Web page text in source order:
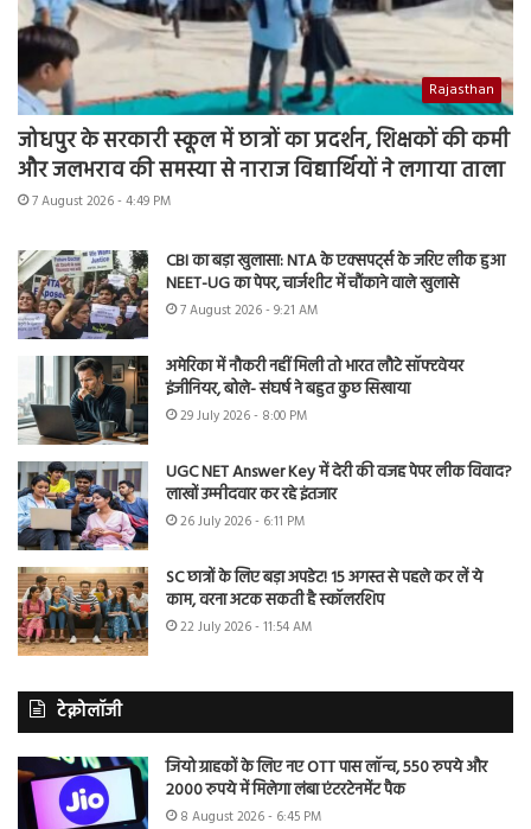
Rajasthan
जोधपुर के सरकारी स्कूल में छात्रों का प्रदर्शन, शिक्षकों की कमी
और जलभराव की समस्या से नाराज विद्यार्थियों ने लगाया ताला
7 August 2026 - 4:49 PM
CBI का बड़ा खुलासा: NTA के एक्सपर्ट्स के जरिए लीक हुआ
NEET-UG का पेपर, चार्जशीट में चौंकाने वाले खुलासे
7 August 2026 - 9:21 AM
अमेरिका में नौकरी नहीं मिली तो भारत लौटे सॉफ्टवेयर
इंजीनियर, बोले- संघर्ष ने बहुत कुछ सिखाया
29 July 2026 - 8:00 PM
UGC NET Answer Key में देरी की वजह पेपर लीक विवाद?
लाखों उम्मीदवार कर रहे इंतजार
26 July 2026 - 6:11 PM
SC छात्रों के लिए बड़ा अपडेट! 15 अगस्त से पहले कर लें ये
काम, वरना अटक सकती है स्कॉलरशिप
22 July 2026 - 11:54 AM
टेक्नोलॉजी
जियो ग्राहकों के लिए नए OTT पास लॉन्च, 550 रुपये और
2000 रुपये में मिलेगा लंबा एंटरटेनमेंट पैक
8 August 2026 - 6:45 PM